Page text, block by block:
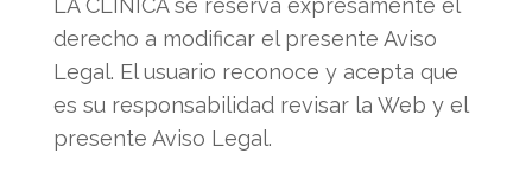
LA CLINICA se reserva expresamente el
derecho a modificar el presente Aviso
Legal. El usuario reconoce y acepta que
es su responsabilidad revisar la Web y el
presente Aviso Legal.